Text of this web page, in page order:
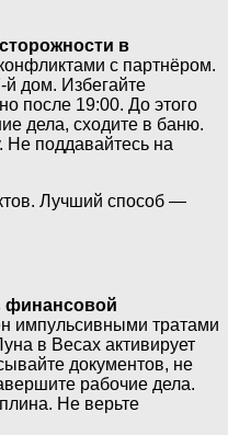
в
с партнёром.
й дом. Избегайте
после 19:00. До этого
дела, сходите в баню.
поддавайтесь на
Лучший способ —
финансовой
импульсивными тратами
в Весах активирует
документов, не
рабочие дела.
Не верьте